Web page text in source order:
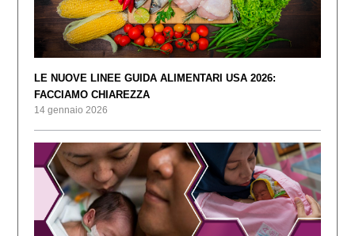
LE NUOVE LINEE GUIDA ALIMENTARI USA 2026:
FACCIAMO CHIAREZZA
14 gennaio 2026